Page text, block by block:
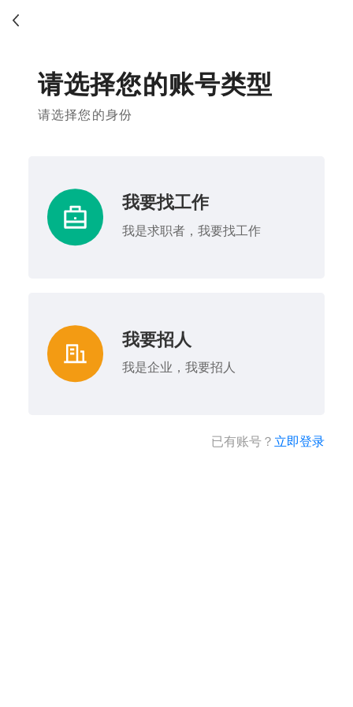
请选择您的账号类型
请选择您的身份
我要找工作
我是求职者，我要找工作
我要招人
我是企业，我要招人
已有账号？ 立即登录